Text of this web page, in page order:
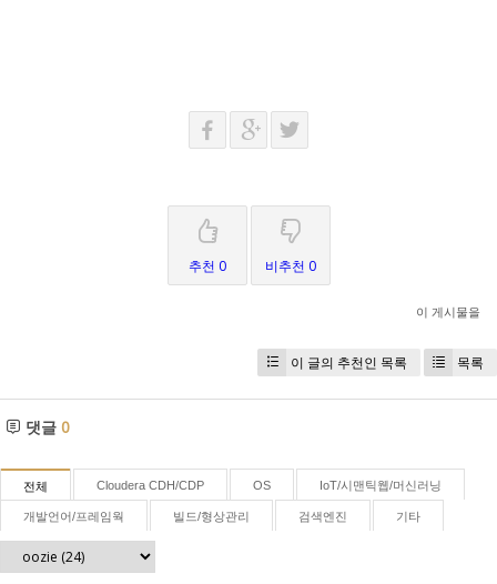
추천 0 비추천 0
이 게시물을
이 글의 추천인 목록 목록
댓글 0
전체 Cloudera CDH/CDP OS IoT/시맨틱웹/머신러닝
개발언어/프레임웍 빌드/형상관리 검색엔진 기타